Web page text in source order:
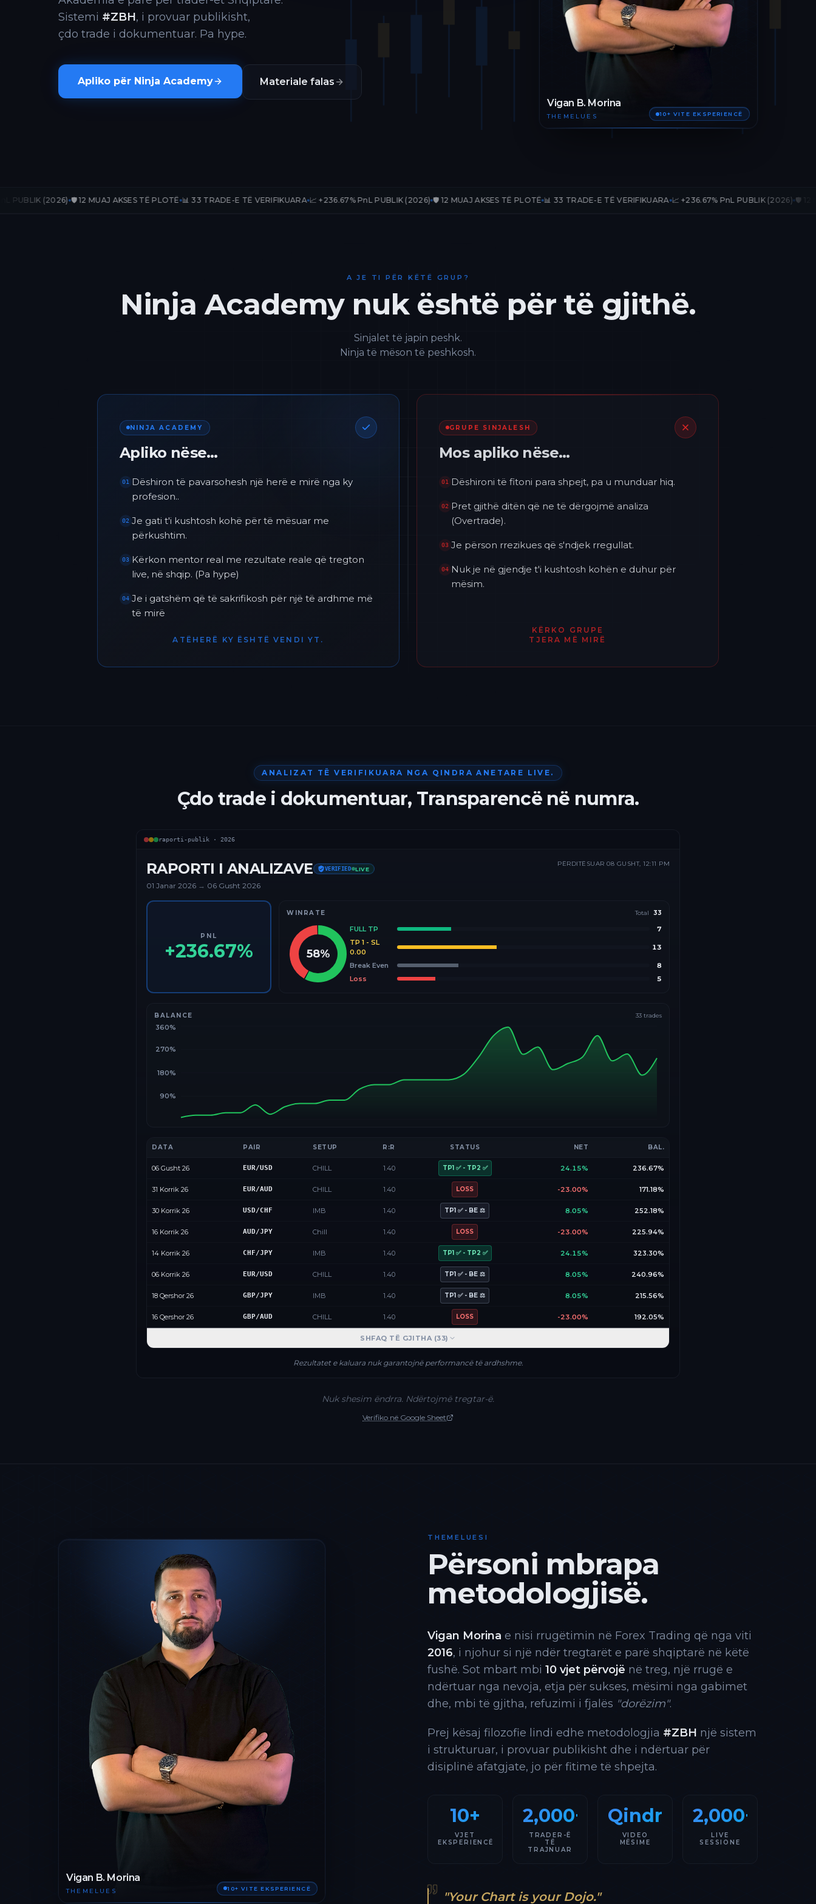
Vigan B. Morina
THEMELUES 10+ VITE EKSPERIENCË
Sistemi #ZBH, i provuar publikisht,
çdo trade i dokumentuar. Pa hype.
Apliko për Ninja Academy Materiale falas
🛡️ 12 MUAJ AKSES TË PLOTË 📊 33 TRADE-E TË VERIFIKUARA 📈 +236.67% PnL PUBLIK (2026) 🛡️ 12 MUAJ AKSES TË PLOTË 📊 33 TRADE-E TË VERIFIKUARA 📈 +236.67% PnL PUBLIK (2026) 🛡️ 12 MUAJ AKSES
A JE TI PËR KËTË GRUP?
Ninja Academy nuk është për të gjithë.
Sinjalet të japin peshk.
Ninja të mëson të peshkosh.
GRUPE SINJALESH
Mos apliko nëse…
01 Dëshironi të fitoni para shpejt, pa u munduar hiq.
02 Pret gjithë ditën që ne të dërgojmë analiza
(Overtrade).
03 Je përson rrezikues që s'ndjek rregullat.
04 Nuk je në gjendje t'i kushtosh kohën e duhur për
mësim.
KËRKO GRUPE
TJERA MË MIRË
NINJA ACADEMY
Apliko nëse…
01
Dëshiron të pavarsohesh një herë e mirë nga ky
profesion..
02 Je gati t'i kushtosh kohë për të mësuar me
përkushtim.
03 Kërkon mentor real me rezultate reale që tregton
live, në shqip. (Pa hype)
04 Je i gatshëm që të sakrifikosh për një të ardhme më
të mirë
ATËHERË KY ËSHTË VENDI YT.
ANALIZAT TË VERIFIKUARA NGA QINDRA ANETARE LIVE.
Çdo trade i dokumentuar, Transparencë në numra.
raporti-publik · 2026
RAPORTI I ANALIZAVE VERIFIED LIVE
01 Janar 2026 → 06 Gusht 2026
PËRDITËSUAR 08 GUSHT, 12:11 PM
PNL
+236.67%
WINRATE Total 33
58%
FULL TP
7
TP 1 - SL
0.00
13
Break Even
8
Loss
5
BALANCE 33 trades
90%
180%
270%
360%
DATA PAIR SETUP R:R STATUS NET BAL.
06 Gusht 26 EUR/USD CHILL 1.40 TP1 ✅ - TP2 ✅ 24.15% 236.67%
31 Korrik 26 EUR/AUD CHILL 1.40 LOSS -23.00% 171.18%
30 Korrik 26 USD/CHF IMB 1.40 TP1 ✅ - BE ⚖️ 8.05% 252.18%
16 Korrik 26 AUD/JPY Chill 1.40 LOSS -23.00% 225.94%
14 Korrik 26 CHF/JPY IMB 1.40 TP1 ✅ - TP2 ✅ 24.15% 323.30%
06 Korrik 26 EUR/USD CHILL 1.40 TP1 ✅ - BE ⚖️ 8.05% 240.96%
18 Qershor 26 GBP/JPY IMB 1.40 TP1 ✅ - BE ⚖️ 8.05% 215.56%
16 Qershor 26 GBP/AUD CHILL 1.40 LOSS -23.00% 192.05%
SHFAQ TË GJITHA (33)
Rezultatet e kaluara nuk garantojnë performancë të ardhshme.
Nuk shesim ëndrra. Ndërtojmë tregtar-ë.
Verifiko në Google Sheet
Vigan B. Morina
THEMELUES 10+ VITE EKSPERIENCË
THEMELUESI
Përsoni mbrapa
metodologjisë.
Vigan Morina e nisi rrugëtimin në Forex Trading që nga viti
2016, i njohur si një ndër tregtarët e parë shqiptarë në këtë
fushë. Sot mbart mbi 10 vjet përvojë në treg, një rrugë e
ndërtuar nga nevoja, etja për sukses, mësimi nga gabimet
dhe, mbi të gjitha, refuzimi i fjalës "dorëzim".
Prej kësaj filozofie lindi edhe metodologjia #ZBH një sistem
i strukturuar, i provuar publikisht dhe i ndërtuar për
disiplinë afatgjate, jo për fitime të shpejta.
10+
VJET
EKSPERIENCË
2,000+
TRADER-Ë
TË
TRAJNUAR
Qindra
VIDEO
MËSIME
2,000+
LIVE
SESSIONE
"Your Chart is your Dojo."